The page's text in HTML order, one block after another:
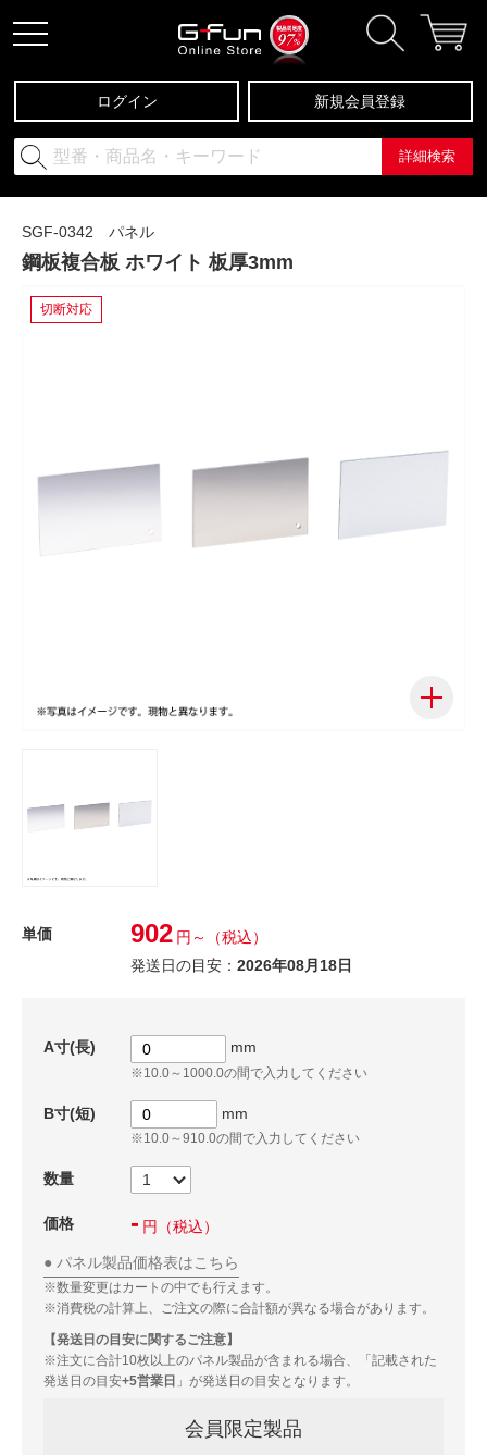
ログイン 新規会員登録
詳細検索
SGF-0342 パネル
鋼板複合板 ホワイト 板厚3mm
切断対応
単価 902 円～
（税込）
発送日の目安： 2026年08月18日
A寸(長) mm
※10.0～1000.0の間で入力してください
B寸(短) mm
※10.0～910.0の間で入力してください
数量
価格 - 円 （税込）
パネル製品価格表はこちら
※数量変更はカートの中でも行えます。
※消費税の計算上、ご注文の際に合計額が異なる場合があります。
【発送日の目安に関するご注意】
※注文に合計10枚以上のパネル製品が含まれる場合、「記載された
発送日の目安+5営業日 」が発送日の目安となります。
会員限定製品